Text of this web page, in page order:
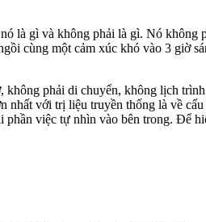
là gì và không phải là gì. Nó
cùng một cảm xúc khó vào 3 giờ
phải di chuyển, không lịch
nhất với trị liệu truyền thống là về
việc tự nhìn vào bên trong. Để